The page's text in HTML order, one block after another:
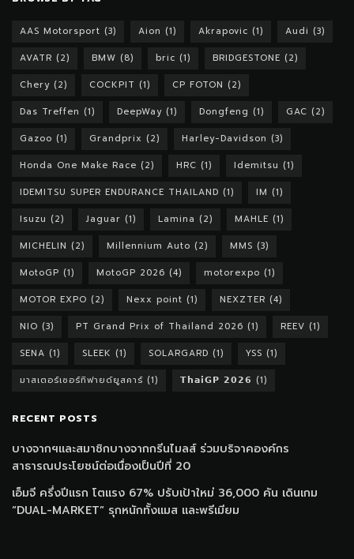
AAS Motorsport (3) Aion (1) Akrapovic (1) Audi (3)
AVATR (2) BMW (8) bric (1) BRIDGESTONE (2)
Chery (2) COCKPIT (1) CP FOTON (2)
Das Treffen (1) DeepWay (1) Dongfeng (1) GAC (2)
Gazoo (1) Grandprix (2) Harley-Davidson (3)
Honda One Make Race (2) HRC (1) Idemitsu (1)
IDEMITSU SUPER ENDURANCE THAILAND (1) IM (1)
Isuzu (2) Jaguar (1) Lamina (2) MAHLE (1)
MICHELIN (2) Millennium Auto (2) MMS (3)
MotoGP (1) MotoGP 2026 (4) motorexpo (1)
MOTOR EXPO (2) Nexx point (1) NEXZTER (4)
NIO (3) PT Grand Prix of Thailand 2026 (1) REEV (1)
SENA (1) SLEEK (1) SOLARGARD (1) YSS (1)
มาสเตอร์เซอร์ทิฟายด์ยูสคาร์ (1) 𝗧𝗵𝗮𝗶𝗚𝗣 𝟮𝟬𝟮𝟲 (1)
RECENT POSTS
บางจากฯและสมาชิกบางจากกรีนไมลส์ ร่วมบริจาคองค์กร
สาธารณประโยชน์ต่อเนื่องเป็นปีที่ 20
เอ็มจี ครึ่งปีแรก โตแรง 67% ปรับเป้าใหม่ 36,000 คัน เดินเกม
“DUAL-MARKET” รุกหนักทั้งแมส และพรีเมียม